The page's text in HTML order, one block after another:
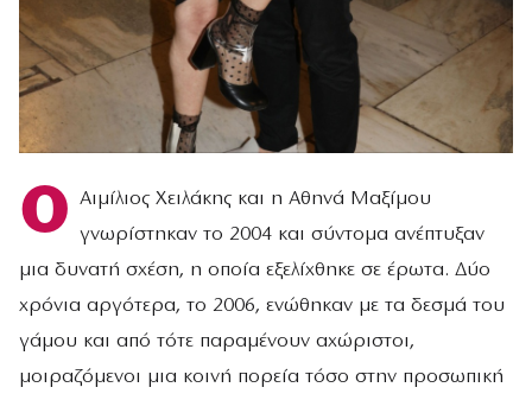
Ο Αιμίλιος Χειλάκης και η Αθηνά Μαξίμου
γνωρίστηκαν το 2004 και σύντομα ανέπτυξαν
μια δυνατή σχέση, η οποία εξελίχθηκε σε έρωτα. Δύο
χρόνια αργότερα, το 2006, ενώθηκαν με τα δεσμά του
γάμου και από τότε παραμένουν αχώριστοι,
μοιραζόμενοι μια κοινή πορεία τόσο στην προσωπική